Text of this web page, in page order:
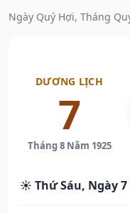
Ngày Quý Hợi, Tháng
DƯƠNG LỊCH
7
Tháng 8 Năm 1925
☀️ Thứ Sáu, Ngày 7